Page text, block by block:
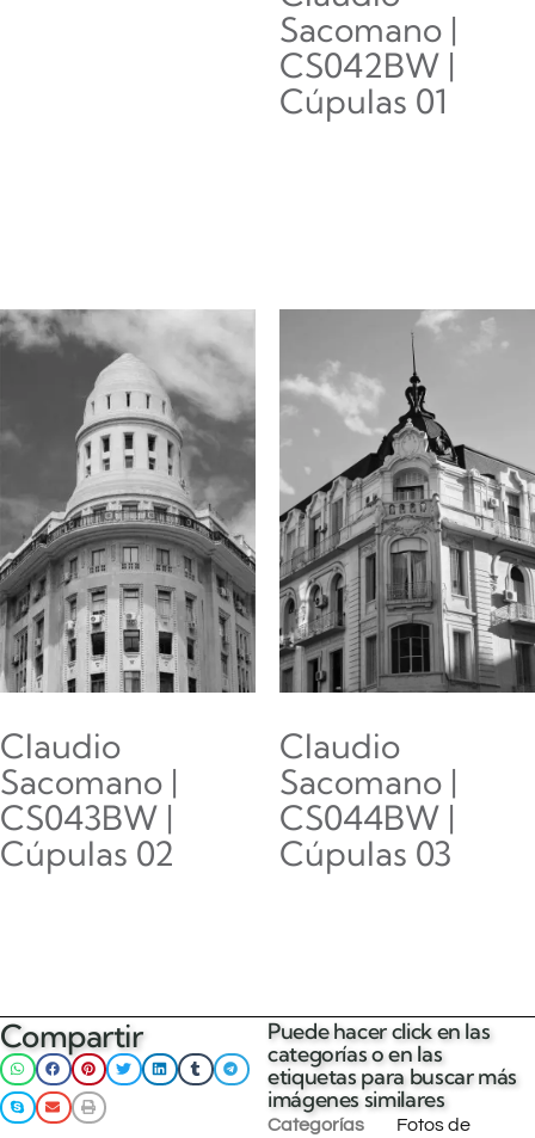
Sacomano |
CS042BW |
Cúpulas 01
Claudio
Sacomano |
CS043BW |
Cúpulas 02
Claudio
Sacomano |
CS044BW |
Cúpulas 03
Compartir
Puede hacer click en las
categorías o en las
etiquetas para buscar más
imágenes similares
Categorías
Fotos de